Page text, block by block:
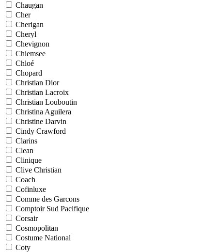
Chaugan
Cher
Cherigan
Cheryl
Chevignon
Chiemsee
Chloé
Chopard
Christian Dior
Christian Lacroix
Christian Louboutin
Christina Aguilera
Christine Darvin
Cindy Crawford
Clarins
Clean
Clinique
Clive Christian
Coach
Cofinluxe
Comme des Garcons
Comptoir Sud Pacifique
Corsair
Cosmopolitan
Costume National
Coty